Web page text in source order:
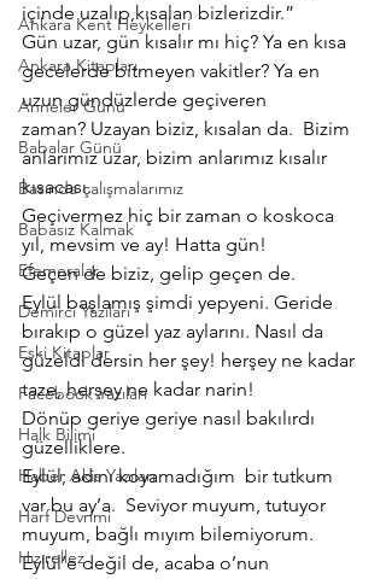
Ankara Kent Heykelleri
Ankara Kitapları
Anneler Günü
Babalar Günü
Basında çalışmalarımız
Babasız Kalmak
Efemeralar
Demirci Yazıları
Eski Kitaplar
Facebook Yazıları
Halk Bilimi
Haber Akis Yazıları
Harf Devrimi
Hızırellez
içinde uzalıp,kısalan bizlerizdir.”
Gün uzar, gün kısalır mı hiç? Ya en kısa
gecelerde bitmeyen vakitler? Ya en
uzun gündüzlerde geçiveren
zaman? Uzayan biziz, kısalan da.  Bizim
anlarımız uzar, bizim anlarımız kısalır
kısacası.
Geçivermez hiç bir zaman o koskoca
yıl, mevsim ve ay! Hatta gün!
Geçen de biziz, gelip geçen de.
Eylül başlamış şimdi yepyeni. Geride
bırakıp o güzel yaz aylarını. Nasıl da
güzeldi dersin her şey! herşey ne kadar
taze, herşey ne kadar narin!
Dönüp geriye geriye nasıl bakılırdı
güzelliklere.
Eylül; adını koyamadığım  bir tutkum
var bu ay’a.  Seviyor muyum, tutuyor
muyum, bağlı mıyım bilemiyorum.
Eylül’e değil de, acaba o’nun